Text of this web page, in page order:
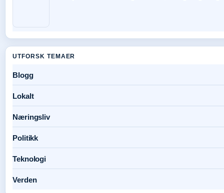
UTFORSK TEMAER
Blogg
Lokalt
Næringsliv
Politikk
Teknologi
Verden